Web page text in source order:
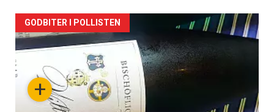
Forsiden
akkurat
nå+
GODBITER I POLLISTEN